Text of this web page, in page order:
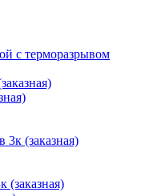
с терморазрывом
(заказная)
(заказная)